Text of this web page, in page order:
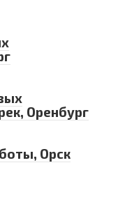
Оренбург
Орск